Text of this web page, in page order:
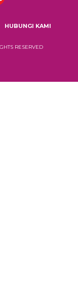
HUBUNGI KAMI
RESERVED